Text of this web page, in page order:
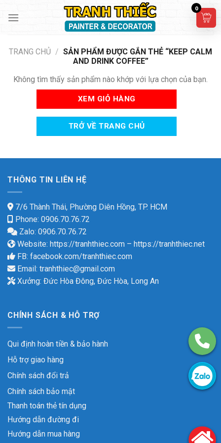
TRANG CHỦ / SẢN PHẨM ĐƯỢC GẮN THẺ “KEEP CALM
AND DRINK COFFEE”
Không tìm thấy sản phẩm nào khớp với lựa chọn của bạn.
XEM GIỎ HÀNG
TRỞ VỀ TRANG CHỦ
THÔNG TIN LIÊN HỆ
7/6 Thành Thái, Phường Diên Hồng, TP. HCM
Phone: 0906.70.76.72
Zalo: 0906.70.76.72
Website: https://tranhthiec.com – https://tranhthiec.net
FB: facebook.com/tranhthiec.com
Email: tranhthiec@gmail.com
Xưởng: Đức Hòa Đông, Đức Hòa, Long An
CHÍNH SÁCH & HỖ TRỢ
Qui định hoàn tiền & bảo hành
Hỗ trợ giao hàng
Chính sách đổi trả
Chính sách bảo mật
Thanh toán thẻ tín dụng
Hướng dẫn đường đi
Hướng dẫn mua hàng
0